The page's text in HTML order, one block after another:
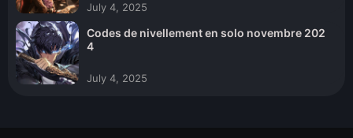
July 4, 2025
Codes de nivellement en solo novembre 202
4
July 4, 2025